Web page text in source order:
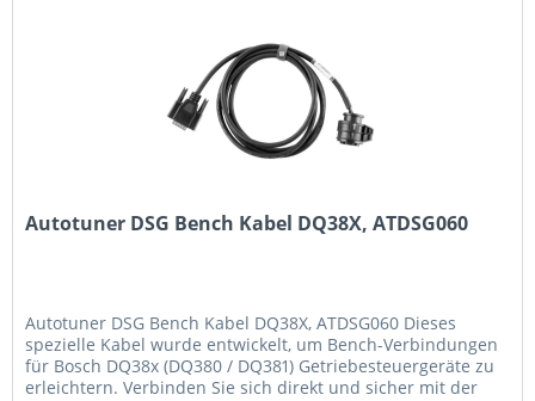
Autotuner DSG Bench Kabel DQ38X, ATDSG060
Autotuner DSG Bench Kabel DQ38X, ATDSG060 Dieses
spezielle Kabel wurde entwickelt, um Bench-Verbindungen
für Bosch DQ38x (DQ380 / DQ381) Getriebesteuergeräte zu
erleichtern. Verbinden Sie sich direkt und sicher mit der